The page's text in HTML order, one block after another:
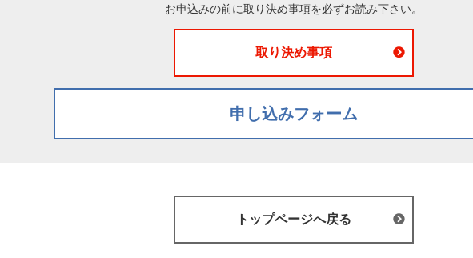
お申込みの前に取り決め事項を必ずお読み下さい。
取り決め事項
申し込みフォーム
トップページへ戻る